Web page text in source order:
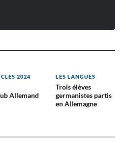
2024
Allemand
LES LANGUES
Trois élèves
germanistes partis
en Allemagne